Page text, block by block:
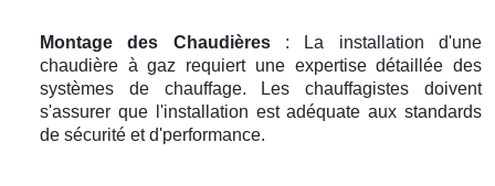
Montage des Chaudières: La installation d'une
chaudière à gaz requiert une expertise détaillée des
systèmes de chauffage. Les chauffagistes doivent
s'assurer que l'installation est adéquate aux standards
de sécurité et d'performance.